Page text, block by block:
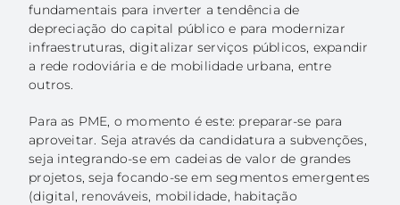
fundamentais para inverter a tendência de
depreciação do capital público e para modernizar
infraestruturas, digitalizar serviços públicos, expandir
a rede rodoviária e de mobilidade urbana, entre
outros.
Para as PME, o momento é este: preparar-se para
aproveitar. Seja através da candidatura a subvenções,
seja integrando-se em cadeias de valor de grandes
projetos, seja focando-se em segmentos emergentes
(digital, renováveis, mobilidade, habitação